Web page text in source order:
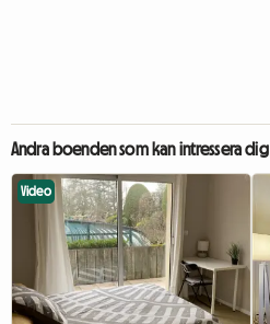
Andra boenden som kan intressera dig
Video